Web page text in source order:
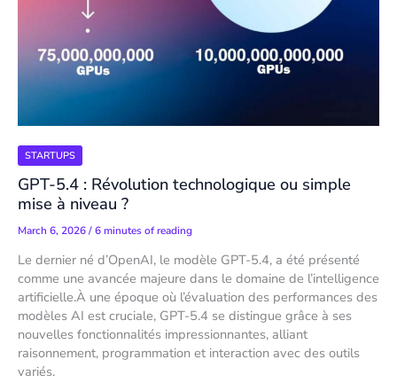
STARTUPS
GPT-5.4 : Révolution technologique ou simple
mise à niveau ?
March 6, 2026/6 minutes of reading
Le dernier né d’OpenAI, le modèle GPT-5.4, a été présenté
comme une avancée majeure dans le domaine de l’intelligence
artificielle.À une époque où l’évaluation des performances des
modèles AI est cruciale, GPT-5.4 se distingue grâce à ses
nouvelles fonctionnalités impressionnantes, alliant
raisonnement, programmation et interaction avec des outils
variés.